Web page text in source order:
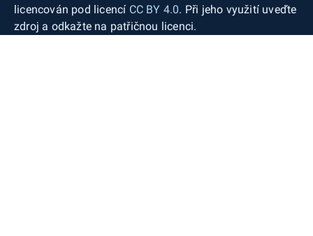
licencován pod licencí CC BY 4.0. Při jeho využití uveďte
zdroj a odkažte na patřičnou licenci.